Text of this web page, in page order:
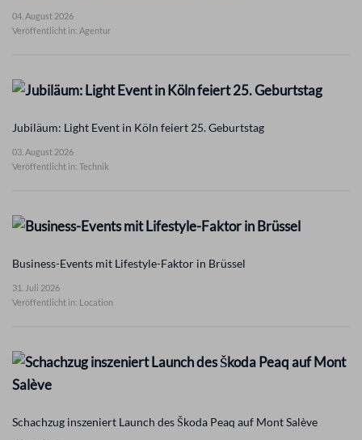
04. August 2026
Veröffentlicht in: Agentur
Jubiläum: Light Event in Köln feiert 25. Geburtstag
03. August 2026
Veröffentlicht in: Technik
Business-Events mit Lifestyle-Faktor in Brüssel
31. Juli 2026
Veröffentlicht in: Location
Schachzug inszeniert Launch des Škoda Peaq auf Mont Salève